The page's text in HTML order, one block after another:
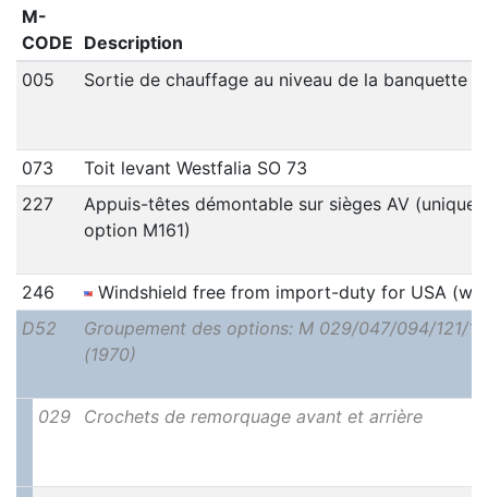
M-
CODE Description
005
Sortie de chauffage au niveau de la banquette
073
Toit levant Westfalia SO 73
227
Appuis-têtes démontable sur sièges AV
option M161)
246
Windshield free from import-duty for USA
D52
Groupement des options: M 029/047/094/121/
(1970)
029 Crochets de remorquage avant et arrière